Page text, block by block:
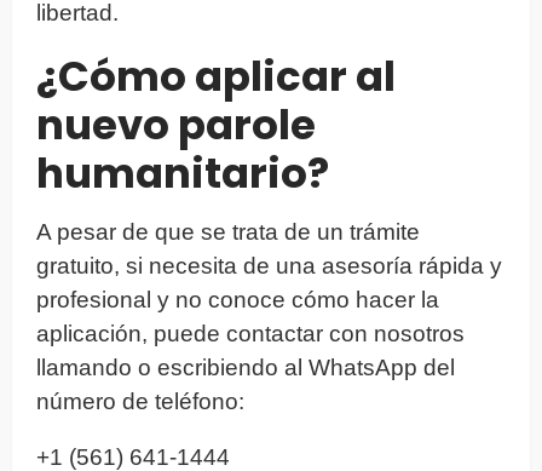
libertad.
¿Cómo aplicar al
nuevo parole
humanitario?
A pesar de que se trata de un trámite
gratuito, si necesita de una asesoría rápida y
profesional y no conoce cómo hacer la
aplicación, puede contactar con nosotros
llamando o escribiendo al WhatsApp del
número de teléfono:
+1 (561) 641-1444